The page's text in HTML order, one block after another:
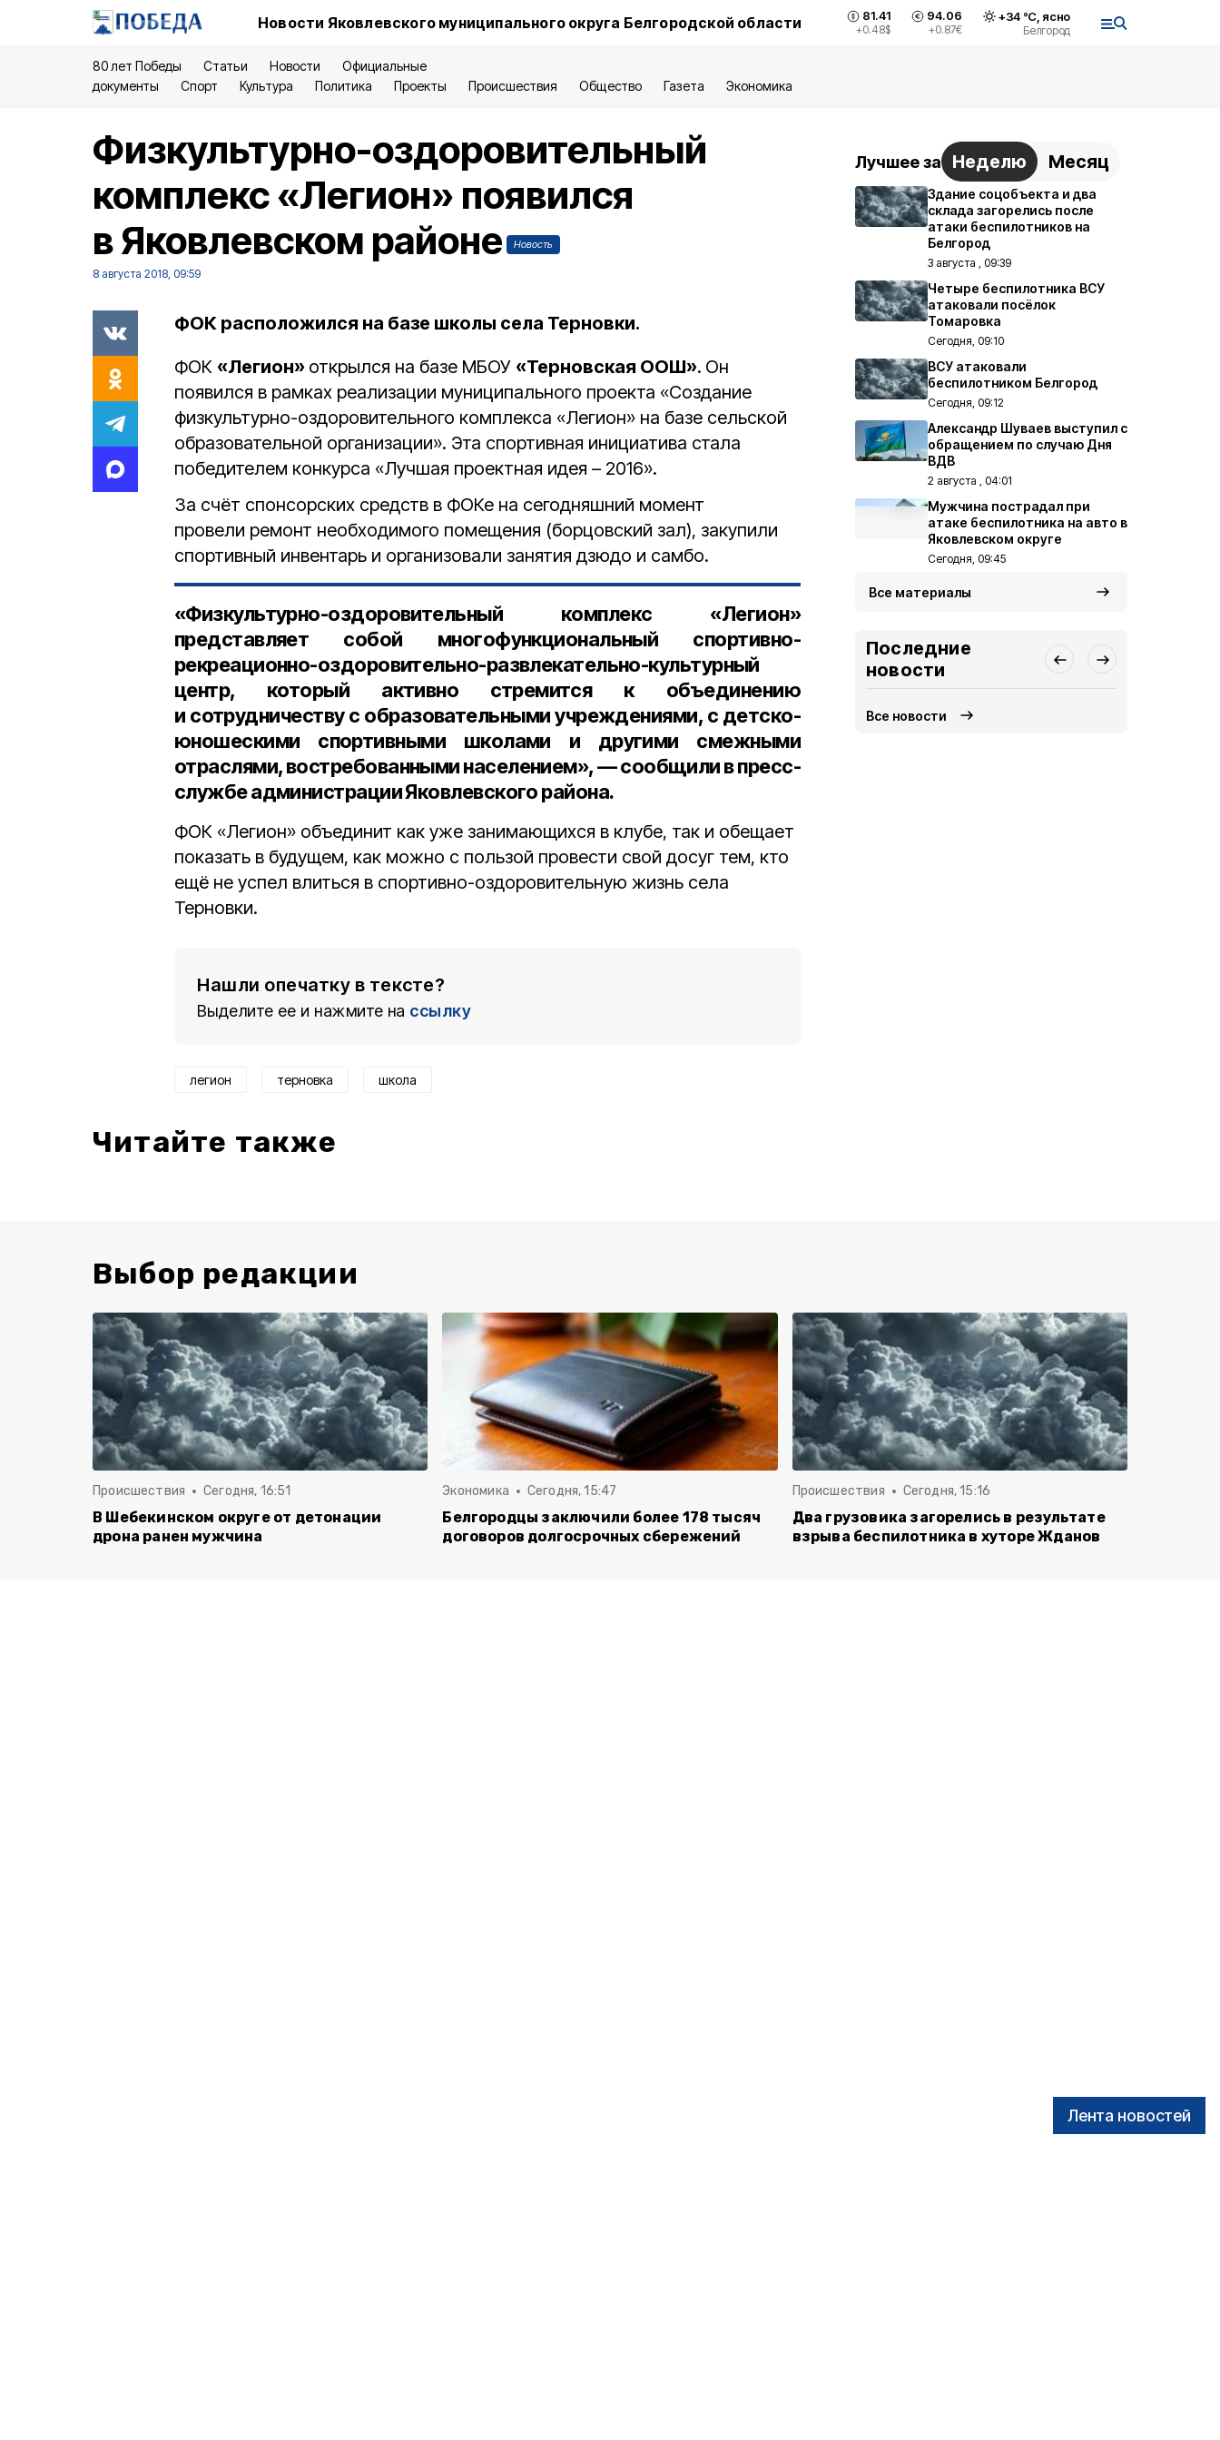
Новости Яковлевского муниципального округа Белгородской области 81.41
+0.48$
94.06
+0.87€
+34°С, ясно
Белгород
80 лет Победы Статьи Новости
Официальные
документы
Спорт Культура Политика Проекты Происшествия Общество Газета Экономика
Лента новостей
Физкультурно-оздоровительный
комплекс «Легион» появился
в Яковлевском районе
Новость
8 августа 2018, 09:59
ФОК расположился на базе школы села Терновки.
ФОК «Легион» открылся на базе МБОУ «Терновская ООШ». Он
появился в рамках реализации муниципального проекта «Создание
физкультурно-оздоровительного комплекса «Легион» на базе сельской
образовательной организации». Эта спортивная инициатива стала
победителем конкурса «Лучшая проектная идея – 2016».
За счёт спонсорских средств в ФОКе на сегодняшний момент
провели ремонт необходимого помещения (борцовский зал), закупили
спортивный инвентарь и организовали занятия дзюдо и самбо.
«Физкультурно-оздоровительный комплекс «Легион»
представляет собой многофункциональный спортивно-
рекреационно-оздоровительно-развлекательно-культурный
центр, который активно стремится к объединению
и сотрудничеству с образовательными учреждениями, с детско-
юношескими спортивными школами и другими смежными
отраслями, востребованными населением», — сообщили впресс-
службе администрации Яковлевского района.
ФОК «Легион» объединит как уже занимающихся в клубе, так и обещает
показать в будущем, как можно с пользой провести свой досуг тем, кто
ещё не успел влиться в спортивно-оздоровительную жизнь села
Терновки.
Нашли опечатку в тексте?
Выделите ее и нажмите на ссылку
легион терновка школа
Читайте также
Лучшее за Неделю Месяц
Здание соцобъекта и два
склада загорелись после
атаки беспилотников на
Белгород
3 августа , 09:39
Четыре беспилотника ВСУ
атаковали посёлок
Томаровка
Сегодня, 09:10
ВСУ атаковали
беспилотником Белгород
Сегодня, 09:12
Александр Шуваев выступил с
обращением по случаю Дня
ВДВ
2 августа , 04:01
Мужчина пострадал при
атаке беспилотника на авто в
Яковлевском округе
Сегодня, 09:45
Все материалы
Последние
новости
Все новости
Выбор редакции
Происшествия Сегодня, 16:51
В Шебекинском округе от детонации
дрона ранен мужчина
Экономика Сегодня, 15:47
Белгородцы заключили более 178 тысяч
договоров долгосрочных сбережений
Происшествия Сегодня, 15:16
Два грузовика загорелись в результате
взрыва беспилотника в хуторе Жданов